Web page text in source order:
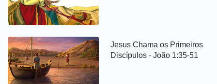
Jesus Chama os Primeiros
Discípulos - João 1:35-51